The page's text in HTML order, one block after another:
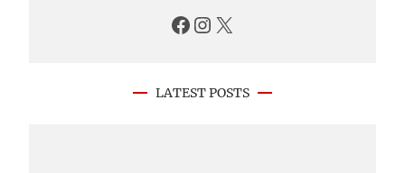
Facebook Instagram X
LATEST POSTS